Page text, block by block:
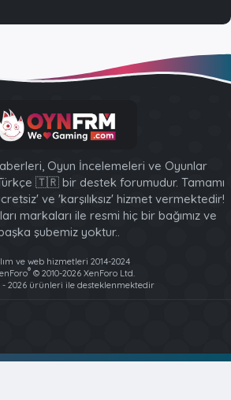
Oyun İncelemeleri ve Oyunlar
🇹🇷 bir destek forumudur. Tamamı
ve 'karşılıksız' hizmet vermektedir!
markaları ile resmi hiç bir bağımız ve
şubemiz yoktur..
ve web hizmetleri 2014-2024
® © 2010-2026 XenForo Ltd.
- 2026 ürünleri ile desteklenmektedir